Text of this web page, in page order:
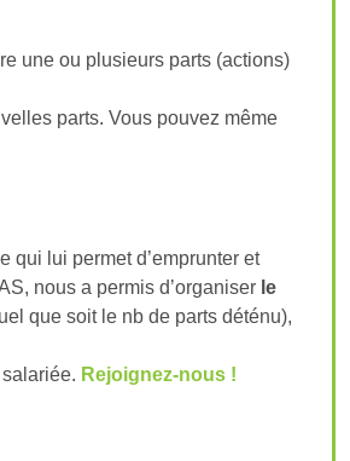
une ou plusieurs parts (actions)
parts. Vous pouvez même
qui lui permet d’emprunter et
nous a permis d’organiser le
que soit le nb de parts déténu),
Rejoignez-nous !